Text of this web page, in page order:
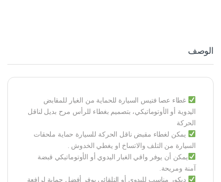
الوصف
غطاء عصا فتيس السيارة للحماية من الغبار للمقابض
اليدوية أو الأوتوماتيكي، بتصميم بغطاء للرأس مرح بديل لناقل
الحركة
يمكن لغطاء مقبض ناقل الحركة للسيارة حماية ملحقات
السيارة من التلف والاتساخ او يغطي الخدوش .
يمكن أن يوفر واقي الغبار اليدوي أو الأوتوماتيكي قبضة
آمنة ومريحة.
ديكور مناسب لليدوي أو التلقائي يوفر أفضل حماية لرافعة